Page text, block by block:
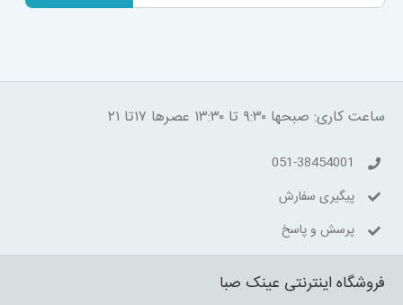
ساعت کاری: صبحها ۹:۳۰ تا ۱۳:۳۰ عصرها ۱۷تا ۲۱
051-38454001
پیگیری سفارش
پرسش و پاسخ
فروشگاه اینترنتی عینک صبا